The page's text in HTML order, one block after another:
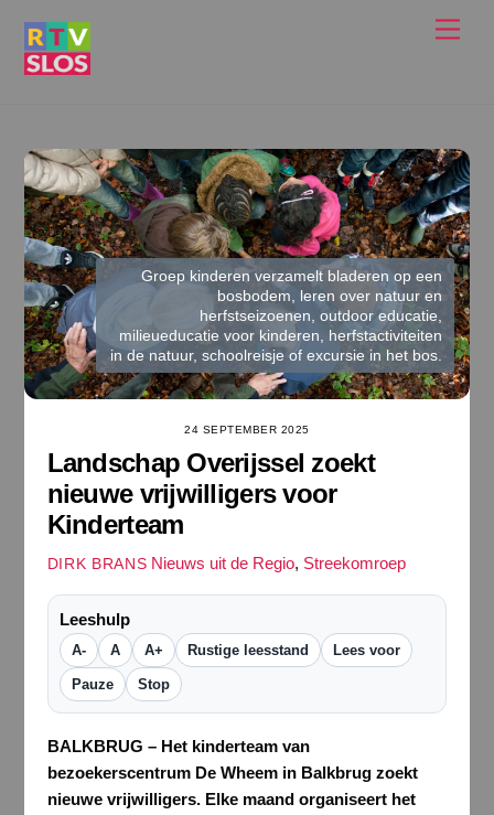
Groep kinderen verzamelt bladeren op een
bosbodem, leren over natuur en
herfstseizoenen, outdoor educatie,
milieueducatie voor kinderen, herfstactiviteiten
in de natuur, schoolreisje of excursie in het bos.
24 SEPTEMBER 2025
Landschap Overijssel zoekt
nieuwe vrijwilligers voor
Kinderteam
DIRK BRANS Nieuws uit de Regio, Streekomroep
Leeshulp
A- A A+ Rustige leesstand Lees voor
Pauze Stop
BALKBRUG – Het kinderteam van
bezoekerscentrum De Wheem in Balkbrug zoekt
nieuwe vrijwilligers. Elke maand organiseert het